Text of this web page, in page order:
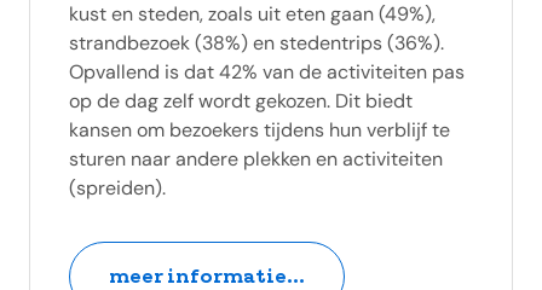
kust en steden, zoals uit eten gaan (49%),
strandbezoek (38%) en stedentrips (36%).
Opvallend is dat 42% van de activiteiten pas
op de dag zelf wordt gekozen. Dit biedt
kansen om bezoekers tijdens hun verblijf te
sturen naar andere plekken en activiteiten
(spreiden).
meer informatie...